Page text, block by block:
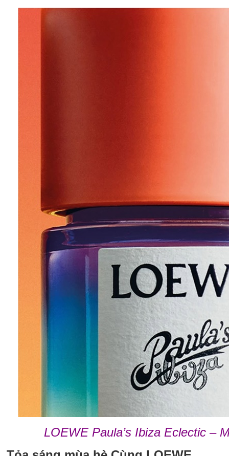
LOEWE Paula’s Ibiza Eclectic –